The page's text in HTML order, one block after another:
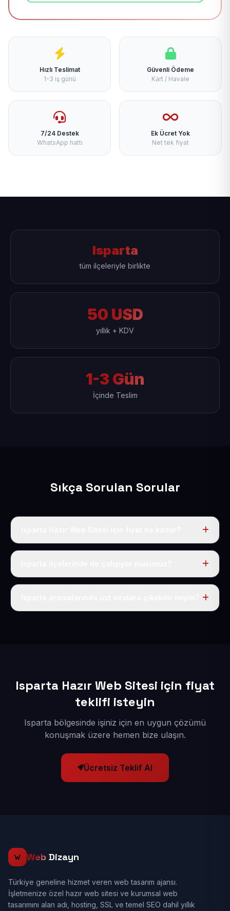
Hızlı Teslimat
1-3 iş günü
Güvenli Ödeme
Kart / Havale
7/24 Destek
WhatsApp hattı
Ek Ücret Yok
Net tek fiyat
Isparta
tüm ilçeleriyle birlikte
50 USD
yıllık + KDV
1-3 Gün
İçinde Teslim
Sıkça Sorulan Sorular
Isparta dahil Türkiye’nin her yerinde geçerli yıllık tek
Elbette; Isparta iline bağlı bütün ilçelere uzaktan ve
Isparta Hazır Web Sitesi için fiyat
teklifi isteyin
Isparta bölgesinde işiniz için en uygun çözümü
konuşmak üzere hemen bize ulaşın.
Ücretsiz Teklif Al
Web Dizayn
Türkiye geneline hizmet veren web tasarım ajansı.
İşletmenize özel hazır web sitesi ve kurumsal web
tasarımını alan adı, hosting, SSL ve temel SEO dahil yıllık